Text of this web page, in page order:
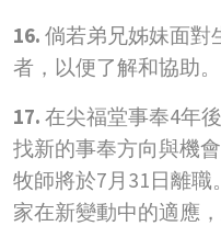
16. 倘若弟兄姊妹面對
者，以便了解和協助。
17. 在尖福堂事奉4年
找新的事奉方向與機
牧師將於7月31日離
家在新變動中的適應